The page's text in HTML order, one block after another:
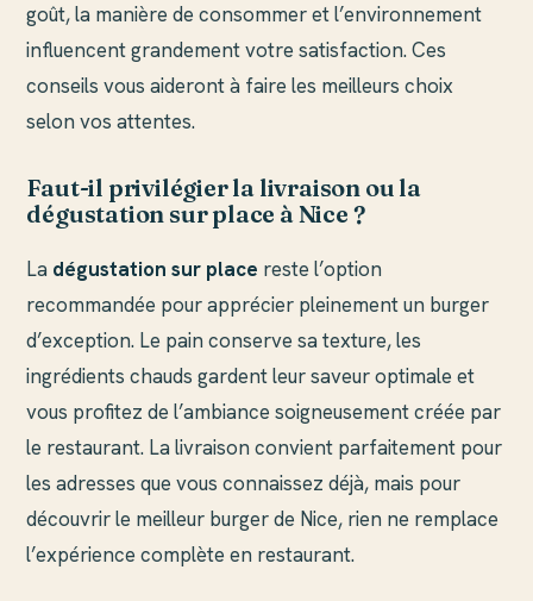
goût, la manière de consommer et l’environnement
influencent grandement votre satisfaction. Ces
conseils vous aideront à faire les meilleurs choix
selon vos attentes.
Faut-il privilégier la livraison ou la
dégustation sur place à Nice ?
La dégustation sur place reste l’option
recommandée pour apprécier pleinement un burger
d’exception. Le pain conserve sa texture, les
ingrédients chauds gardent leur saveur optimale et
vous profitez de l’ambiance soigneusement créée par
le restaurant. La livraison convient parfaitement pour
les adresses que vous connaissez déjà, mais pour
découvrir le meilleur burger de Nice, rien ne remplace
l’expérience complète en restaurant.